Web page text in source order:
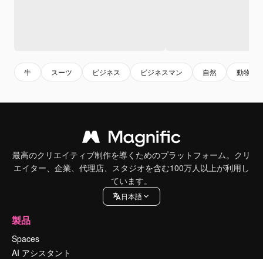
牛 スーツ ビジネス ビジネスマン 自然 動物
最高のクリエイティブ制作を導くためのプラットフォーム。クリ
エイター、企業、代理店、スタジオを含む100万人以上が利用し
ています。
日本語
製品
Spaces
AI アシスタント